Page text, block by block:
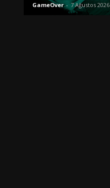
GameOver - 7 Ağustos 2026